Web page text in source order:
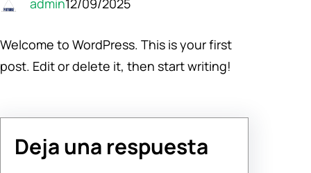
admin12/09/2025
Welcome to WordPress. This is your first
post. Edit or delete it, then start writing!
Deja una respuesta